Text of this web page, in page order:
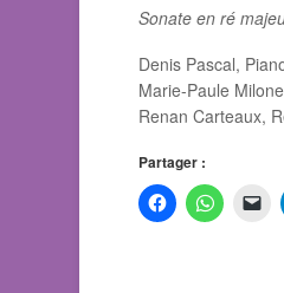
Sonate en ré
Denis Pascal,
Marie-Paule
Renan Carteaux,
Partager :